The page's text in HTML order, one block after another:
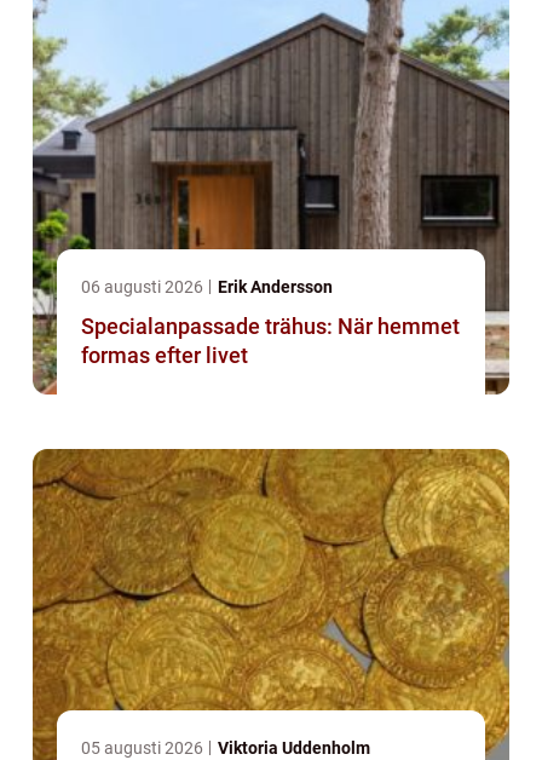
06 augusti 2026 Erik Andersson
Specialanpassade trähus: När hemmet
formas efter livet
05 augusti 2026 Viktoria Uddenholm